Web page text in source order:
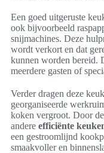
Een goed uitgeruste
ook bijvoorbeeld
snijmachines. Deze
wordt verkort en dat
kunnen worden bereid.
meerdere gasten of
Verder dragen deze
georganiseerde
koken vergroot. Door
andere efficiënte
een gestroomlijnd
smaakvoller en